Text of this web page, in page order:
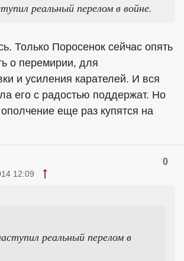
реальный перелом в войне.
Только Поросенок сейчас опять
о перемирии, для
и усиления карателей. И вся
его с радостью поддержат. Но
еще раз купятся на
0
12:09
реальный перелом в